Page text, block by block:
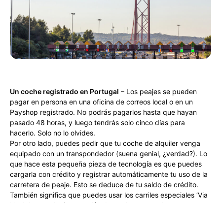
Un coche registrado en Portugal – Los peajes se pueden
pagar en persona en una oficina de correos local o en un
Payshop registrado. No podrás pagarlos hasta que hayan
pasado 48 horas, y luego tendrás solo cinco días para
hacerlo. Solo no lo olvides.
Por otro lado, puedes pedir que tu coche de alquiler venga
equipado con un transpondedor (suena genial, ¿verdad?). Lo
que hace esta pequeña pieza de tecnología es que puedes
cargarla con crédito y registrar automáticamente tu uso de la
carretera de peaje. Esto se deduce de tu saldo de crédito.
También significa que puedes usar los carriles especiales ‘Via